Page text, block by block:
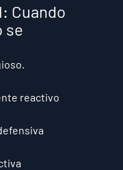
Cuando
se
reactivo